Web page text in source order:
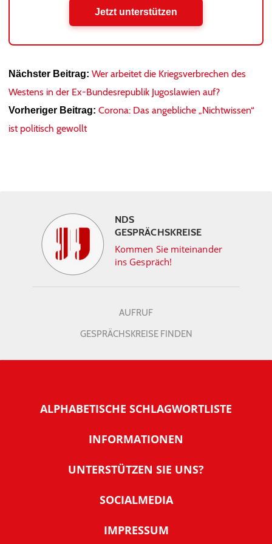
Jetzt unterstützen
Nächster Beitrag: Wer arbeitet die Kriegsverbrechen des
Westens in der Ex-Bundesrepublik Jugoslawien auf?
Vorheriger Beitrag: Corona: Das angebliche „Nichtwissen“
ist politisch gewollt
NDS
GESPRÄCHSKREISE
Kommen Sie miteinander
ins Gespräch!
AUFRUF
GESPRÄCHSKREISE FINDEN
ALPHABETISCHE SCHLAGWORTLISTE
INFORMATIONEN
Warum NachDenkSeiten
Tipps zur Nutzung der NachDenkSeiten
Banner und E-Mail-Signaturen
UNTERSTÜTZEN SIE UNS?
Werden Sie Fördermitglied
SOCIALMEDIA
IMPRESSUM